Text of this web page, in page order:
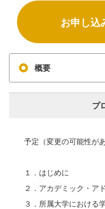
お申し込
概要
プ
予定（変更の可能性が
１．はじめに
２．アカデミック・ア
３．所属大学における